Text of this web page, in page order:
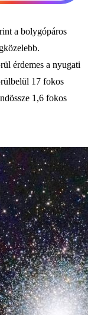
a bolygópáros
érdemes a nyugati
17 fokos
1,6 fokos